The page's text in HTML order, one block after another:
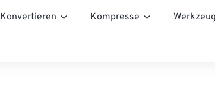
Konvertieren Kompresse